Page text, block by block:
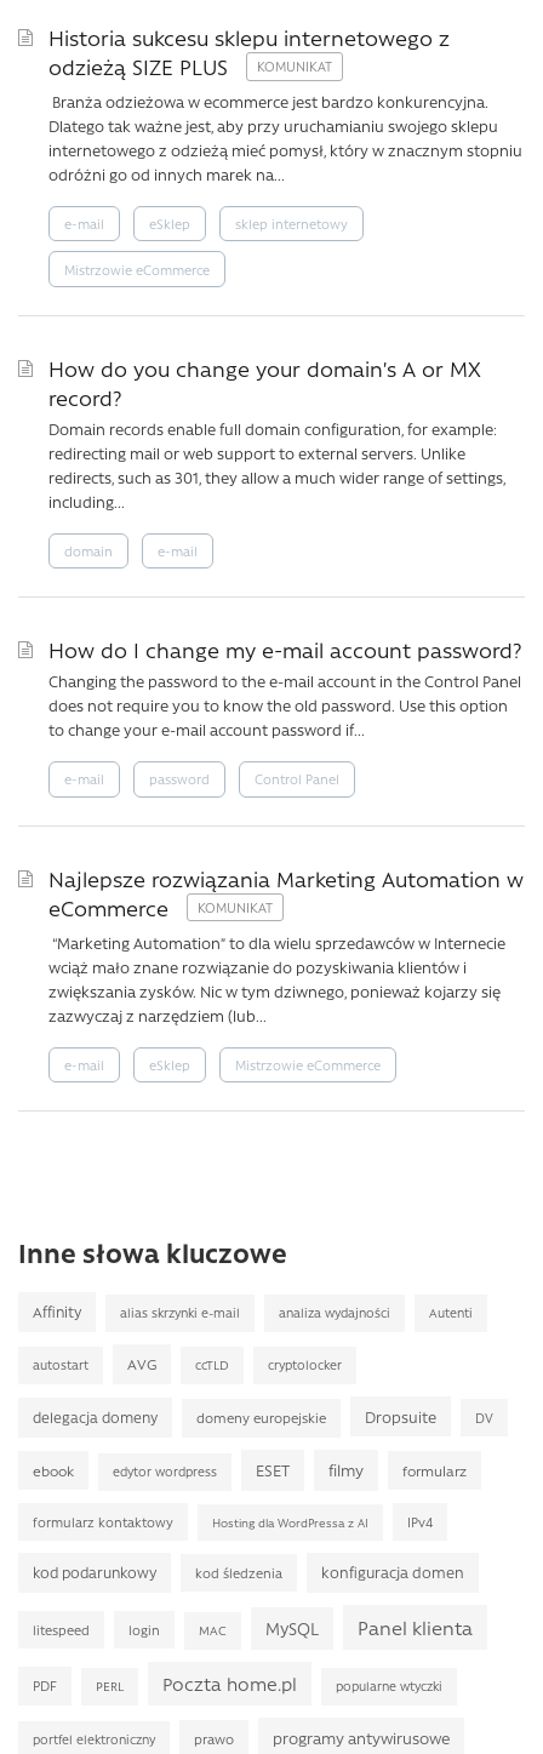
Historia sukcesu sklepu internetowego z
odzieżą SIZE PLUS
Branża odzieżowa w ecommerce jest bardzo konkurencyjna.
Dlatego tak ważne jest, aby przy uruchamianiu swojego sklepu
internetowego z odzieżą mieć pomysł, który w znacznym stopniu
odróżni go od innych marek na...
e-mail eSklep sklep internetowy
Mistrzowie eCommerce
How do you change your domain’s A or MX
record?
Domain records enable full domain configuration, for example:
redirecting mail or web support to external servers. Unlike
redirects, such as 301, they allow a much wider range of settings,
including...
domain e-mail
How do I change my e-mail account password?
Changing the password to the e-mail account in the Control Panel
does not require you to know the old password. Use this option
to change your e-mail account password if...
e-mail password Control Panel
Najlepsze rozwiązania Marketing Automation w
eCommerce
“Marketing Automation” to dla wielu sprzedawców w Internecie
wciąż mało znane rozwiązanie do pozyskiwania klientów i
zwiększania zysków. Nic w tym dziwnego, ponieważ kojarzy się
zazwyczaj z narzędziem (lub...
e-mail eSklep Mistrzowie eCommerce
Inne słowa kluczowe
Affinity alias skrzynki e-mail analiza wydajności Autenti
autostart AVG ccTLD cryptolocker
delegacja domeny domeny europejskie Dropsuite DV
ebook edytor wordpress ESET filmy formularz
formularz kontaktowy Hosting dla WordPressa z AI IPv4
kod podarunkowy kod śledzenia konfiguracja domen
litespeed login MAC MySQL Panel klienta
PDF PERL Poczta home.pl popularne wtyczki
portfel elektroniczny prawo programy antywirusowe